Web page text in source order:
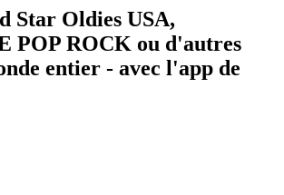
Star Oldies USA,
POP ROCK ou d'autres
entier - avec l'app de